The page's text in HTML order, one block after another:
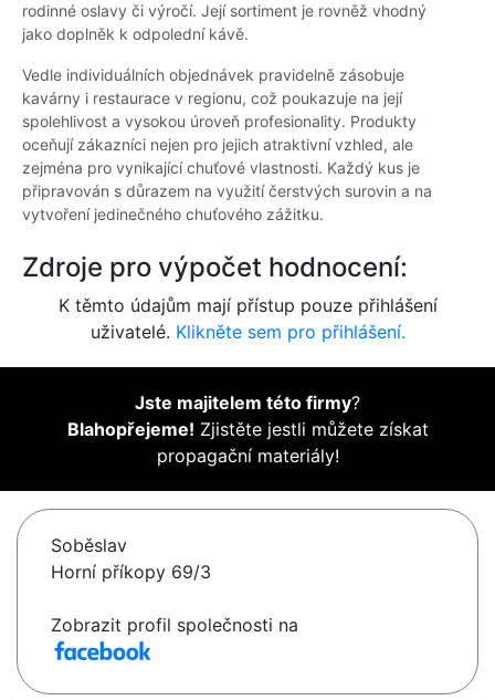
rodinné oslavy či výročí. Její sortiment je rovněž vhodný
jako doplněk k odpolední kávě.
Vedle individuálních objednávek pravidelně zásobuje
kavárny i restaurace v regionu, což poukazuje na její
spolehlivost a vysokou úroveň profesionality. Produkty
oceňují zákazníci nejen pro jejich atraktivní vzhled, ale
zejména pro vynikající chuťové vlastnosti. Každý kus je
připravován s důrazem na využití čerstvých surovin a na
vytvoření jedinečného chuťového zážitku.
Zdroje pro výpočet hodnocení:
K těmto údajům mají přístup pouze přihlášení
uživatelé. Klikněte sem pro přihlášení.
Jste majitelem této firmy?
Blahopřejeme! Zjistěte jestli můžete získat
propagační materiály!
Soběslav
Horní příkopy 69/3
Zobrazit profil společnosti na